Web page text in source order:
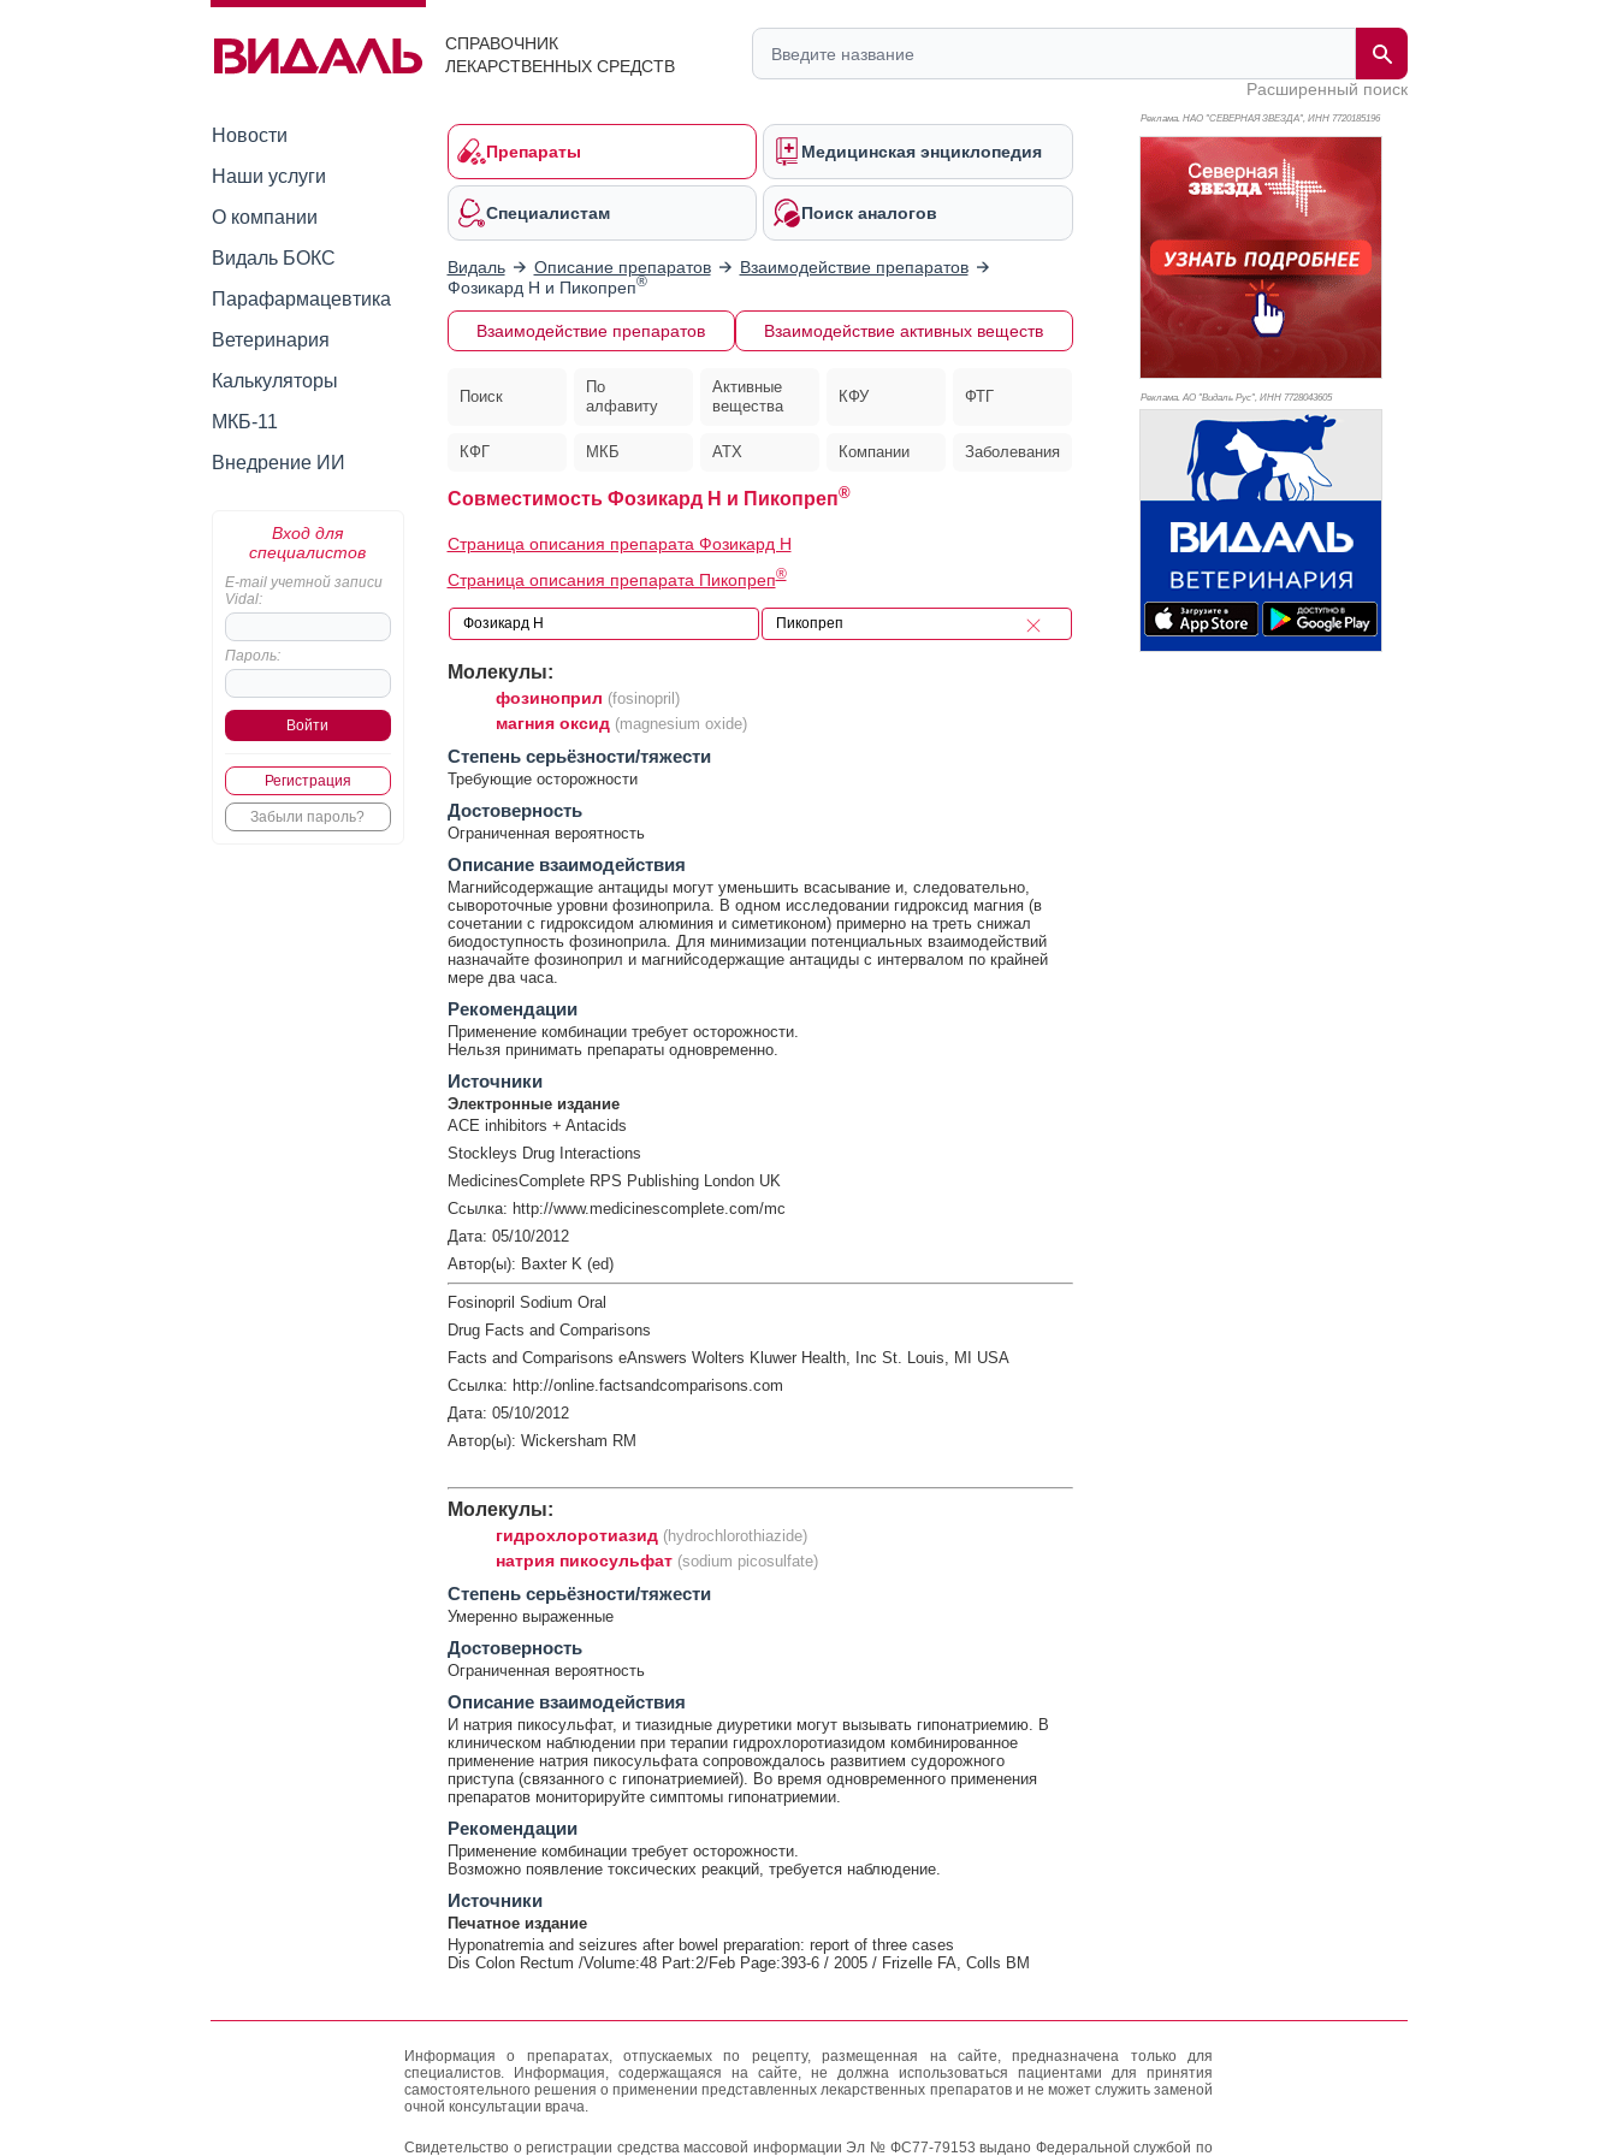
СПРАВОЧНИК
ЛЕКАРСТВЕННЫХ СРЕДСТВ
Расширенный поиск
Новости
Наши услуги
О компании
Видаль БОКС
Парафармацевтика
Ветеринария
Калькуляторы
МКБ-11
Внедрение ИИ
Вход для
специалистов
E-mail учетной записи
Vidal:
Пароль:
Регистрация
Забыли пароль?
Препараты Медицинская энциклопедия
Специалистам Поиск аналогов
Видаль Описание препаратов
Взаимодействие препаратов
Фозикард Н и Пикопреп®
Взаимодействие препаратов Взаимодействие активных веществ
Поиск
По
алфавиту
Активные
вещества
КФУ ФТГ
КФГ МКБ АТХ Компании Заболевания
Совместимость Фозикард Н и Пикопреп®
Страница описания препарата Фозикард Н
Страница описания препарата Пикопреп®
Молекулы:
фозиноприл (fosinopril)
магния оксид (magnesium oxide)
Cтепень серьёзности/тяжести
Требующие осторожности
Достоверность
Ограниченная вероятность
Описание взаимодействия
Магнийсодержащие антациды могут уменьшить всасывание и, следовательно,
сывороточные уровни фозиноприла. В одном исследовании гидроксид магния (в
сочетании с гидроксидом алюминия и симетиконом) примерно на треть снижал
биодоступность фозиноприла. Для минимизации потенциальных взаимодействий
назначайте фозиноприл и магнийсодержащие антациды с интервалом по крайней
мере два часа.
Рекомендации
Применение комбинации требует осторожности.
Нельзя принимать препараты одновременно.
Источники
Электронные издание
ACE inhibitors + Antacids
Stockleys Drug Interactions
MedicinesComplete RPS Publishing London UK
Ссылка: http://www.medicinescomplete.com/mc
Дата: 05/10/2012
Автор(ы): Baxter K (ed)
Fosinopril Sodium Oral
Drug Facts and Comparisons
Facts and Comparisons eAnswers Wolters Kluwer Health, Inc St. Louis, MI USA
Ссылка: http://online.factsandcomparisons.com
Дата: 05/10/2012
Автор(ы): Wickersham RM
Молекулы:
гидрохлоротиазид (hydrochlorothiazide)
натрия пикосульфат (sodium picosulfate)
Cтепень серьёзности/тяжести
Умеренно выраженные
Достоверность
Ограниченная вероятность
Описание взаимодействия
И натрия пикосульфат, и тиазидные диуретики могут вызывать гипонатриемию. В
клиническом наблюдении при терапии гидрохлоротиазидом комбинированное
применение натрия пикосульфата сопровождалось развитием судорожного
приступа (связанного с гипонатриемией). Во время одновременного применения
препаратов мониторируйте симптомы гипонатриемии.
Рекомендации
Применение комбинации требует осторожности.
Возможно появление токсических реакций, требуется наблюдение.
Источники
Печатное издание
Hyponatremia and seizures after bowel preparation: report of three cases
Dis Colon Rectum /Volume:48 Part:2/Feb Page:393-6 / 2005 / Frizelle FA, Colls BM
Реклама. НАО "СЕВЕРНАЯ ЗВЕЗДА", ИНН 7720185196
Реклама. АО "Видаль Рус", ИНН 7728043605
Информация о препаратах, отпускаемых по рецепту, размещенная на сайте, предназначена только для
специалистов. Информация, содержащаяся на сайте, не должна использоваться пациентами для принятия
самостоятельного решения о применении представленных лекарственных препаратов и не может служить заменой
очной консультации врача.
Свидетельство о регистрации средства массовой информации Эл № ФС77-79153 выдано Федеральной службой по